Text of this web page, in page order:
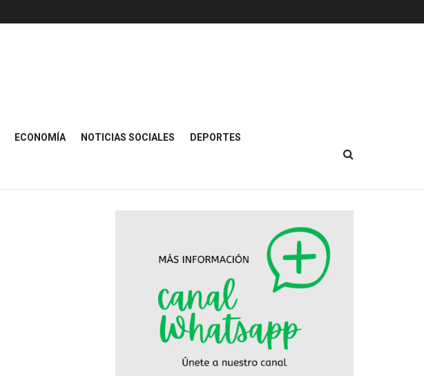
ECONOMÍA NOTICIAS SOCIALES DEPORTES